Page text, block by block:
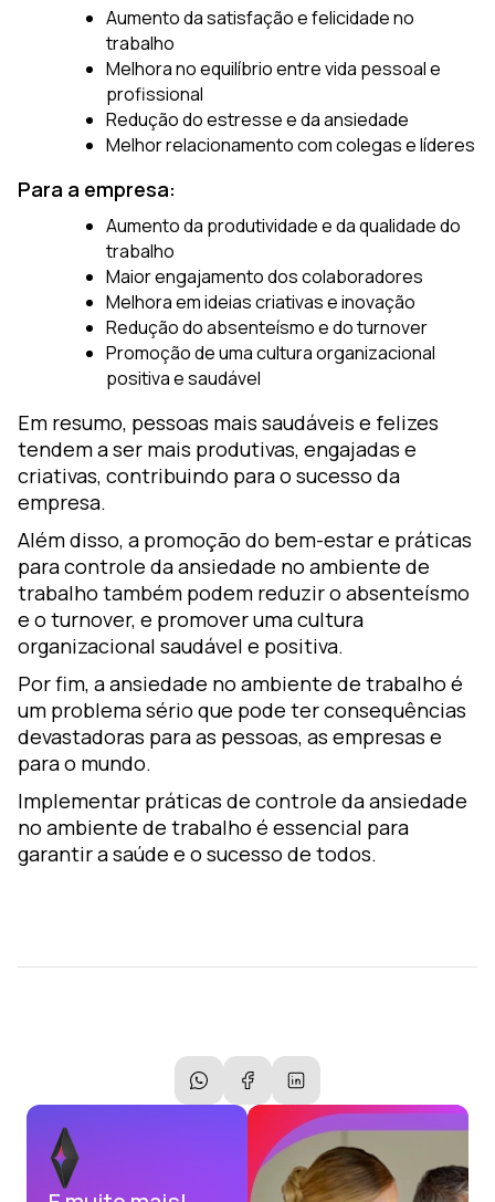
Aumento da satisfação e felicidade no
trabalho
Melhora no equilíbrio entre vida pessoal e
profissional
Redução do estresse e da ansiedade
Melhor relacionamento com colegas e líderes
Para a empresa:
Aumento da produtividade e da qualidade do
trabalho
Maior engajamento dos colaboradores
Melhora em ideias criativas e inovação
Redução do absenteísmo e do turnover
Promoção de uma cultura organizacional
positiva e saudável
Em resumo, pessoas mais saudáveis e felizes
tendem a ser mais produtivas, engajadas e
criativas, contribuindo para o sucesso da
empresa.
Além disso, a promoção do bem-estar e práticas
para controle da ansiedade no ambiente de
trabalho também podem reduzir o absenteísmo
e o turnover, e promover uma cultura
organizacional saudável e positiva.
Por fim, a ansiedade no ambiente de trabalho é
um problema sério que pode ter consequências
devastadoras para as pessoas, as empresas e
para o mundo.
Implementar práticas de controle da ansiedade
no ambiente de trabalho é essencial para
garantir a saúde e o sucesso de todos.